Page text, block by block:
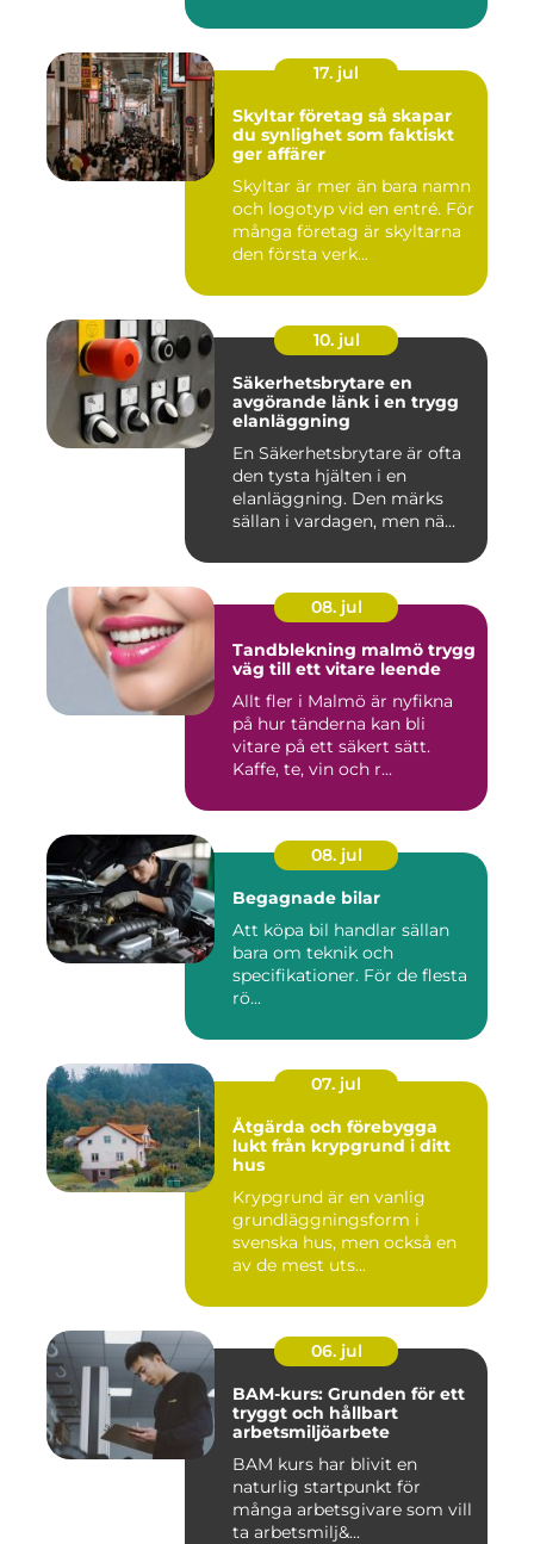
17. jul
Skyltar företag så skapar
du synlighet som faktiskt
ger affärer
Skyltar är mer än bara namn
och logotyp vid en entré. För
många företag är skyltarna
den första verk...
10. jul
Säkerhetsbrytare en
avgörande länk i en trygg
elanläggning
En Säkerhetsbrytare är ofta
den tysta hjälten i en
elanläggning. Den märks
sällan i vardagen, men nä...
08. jul
Tandblekning malmö trygg
väg till ett vitare leende
Allt fler i Malmö är nyfikna
på hur tänderna kan bli
vitare på ett säkert sätt.
Kaffe, te, vin och r...
08. jul
Begagnade bilar
Att köpa bil handlar sällan
bara om teknik och
specifikationer. För de flesta
rö...
07. jul
Åtgärda och förebygga
lukt från krypgrund i ditt
hus
Krypgrund är en vanlig
grundläggningsform i
svenska hus, men också en
av de mest uts...
06. jul
BAM-kurs: Grunden för ett
tryggt och hållbart
arbetsmiljöarbete
BAM kurs har blivit en
naturlig startpunkt för
många arbetsgivare som vill
ta arbetsmilj&...